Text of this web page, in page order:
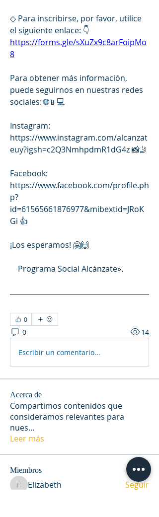
◇ Para inscribirse, por favor, utilice
el siguiente enlace: 👇
https://forms.gle/sXuZx9c8arFoipMo
8
Para obtener más información,
puede seguirnos en nuestras redes
sociales: 🌐📱💻
Instagram:
https://www.instagram.com/alcanzat
euy?igsh=c2Q3NmhpdmR1dG4z 📸🤳
Facebook:
https://www.facebook.com/profile.ph
p?
id=61565661876977&mibextid=JRoK
Gi 👍
¡Los esperamos! 🤗🙌
    Programa Social Alcánzate
».
0
0 14
Escribir un comentario...
Acerca de
Compartimos contenidos que
consideramos relevantes para
nues...
Leer más
Miembros
Elizabeth
Elizabeth
Seguir